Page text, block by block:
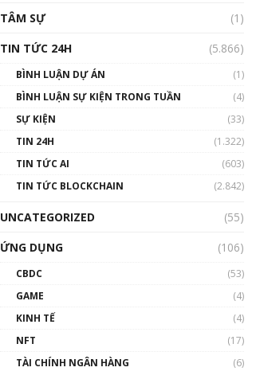
01:49:30
Talkshow 14: MemeCoin –
TÂM SỰ
(1)
TIN TỨC 24H
(5.866)
BÌNH LUẬN DỰ ÁN
(1)
BÌNH LUẬN SỰ KIỆN TRONG TUẦN
(4)
SỰ KIỆN
(33)
TIN 24H
(1.322)
TIN TỨC AI
(603)
TIN TỨC BLOCKCHAIN
(2.842)
UNCATEGORIZED
(55)
ỨNG DỤNG
(106)
CBDC
(53)
GAME
(4)
KINH TẾ
(4)
NFT
(17)
TÀI CHÍNH NGÂN HÀNG
(6)